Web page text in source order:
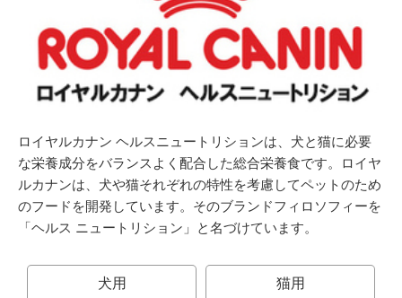
ロイヤルカナン ヘルスニュートリションは、犬と猫に必要
な栄養成分をバランスよく配合した総合栄養食です。ロイヤ
ルカナンは、犬や猫それぞれの特性を考慮してペットのため
のフードを開発しています。そのブランドフィロソフィーを
「ヘルス ニュートリション」と名づけています。
犬用 猫用